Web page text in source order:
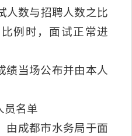
人数与招聘人数之比
例时，面试正常进
绩当场公布并由本人
员名单
由成都市水务局于面